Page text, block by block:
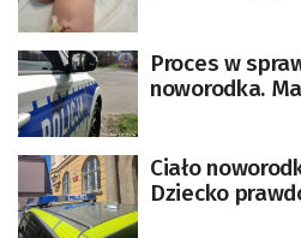
Proces w
noworodka.
Ciało
Dziecko